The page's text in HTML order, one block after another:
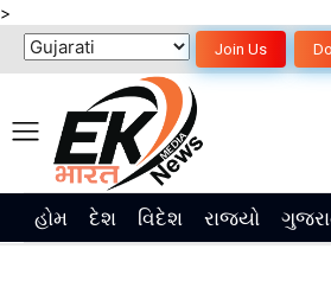
>
Join Us
હોમ દેશ વિદેશ રાજ્યો